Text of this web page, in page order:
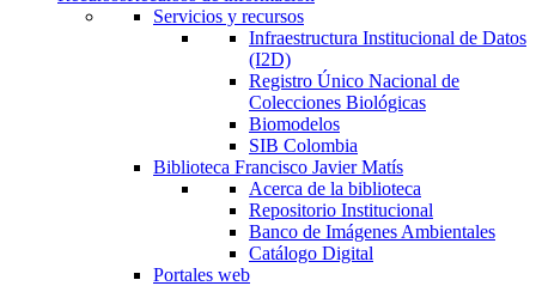
Servicios y recursos
Infraestructura Institucional de Datos
(I2D)
Registro Único Nacional de
Colecciones Biológicas
Biomodelos
SIB Colombia
Biblioteca Francisco Javier Matís
Acerca de la biblioteca
Repositorio Institucional
Banco de Imágenes Ambientales
Catálogo Digital
Portales web